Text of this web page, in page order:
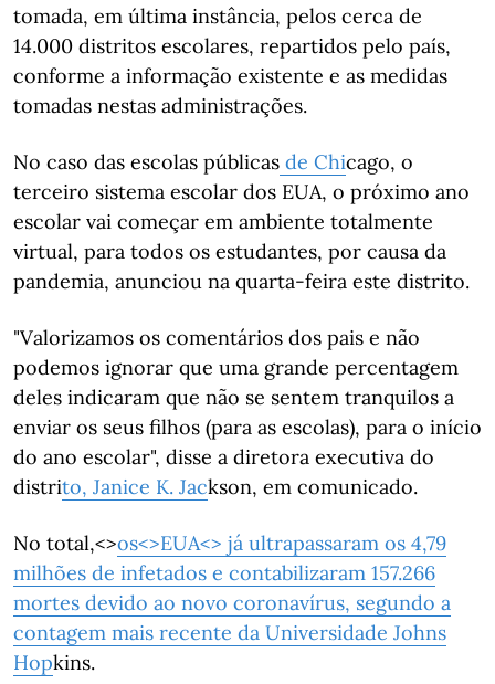
tomada, em última instância, pelos cerca de
14.000 distritos escolares, repartidos pelo país,
conforme a informação existente e as medidas
tomadas nestas administrações.
No caso das escolas públicas de Chicago, o
terceiro sistema escolar dos EUA, o próximo ano
escolar vai começar em ambiente totalmente
virtual, para todos os estudantes, por causa da
pandemia, anunciou na quarta-feira este distrito.
"Valorizamos os comentários dos pais e não
podemos ignorar que uma grande percentagem
deles indicaram que não se sentem tranquilos a
enviar os seus filhos (para as escolas), para o início
do ano escolar", disse a diretora executiva do
distrito, Janice K. Jackson, em comunicado.
No total,<>os<>EUA<> já ultrapassaram os 4,79
milhões de infetados e contabilizaram 157.266
mortes devido ao novo coronavírus, segundo a
contagem mais recente da Universidade Johns
Hopkins.